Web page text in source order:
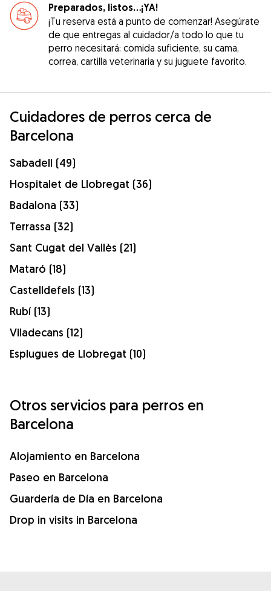
Preparados, listos...¡YA!
¡Tu reserva está a punto de comenzar! Asegúrate
de que entregas al cuidador/a todo lo que tu
perro necesitará: comida suficiente, su cama,
correa, cartilla veterinaria y su juguete favorito.
Cuidadores de perros cerca de
Barcelona
Sabadell (49)
Hospitalet de Llobregat (36)
Badalona (33)
Terrassa (32)
Sant Cugat del Vallès (21)
Mataró (18)
Castelldefels (13)
Rubí (13)
Viladecans (12)
Esplugues de Llobregat (10)
Otros servicios para perros en
Barcelona
Alojamiento en Barcelona
Paseo en Barcelona
Guardería de Día en Barcelona
Drop in visits in Barcelona